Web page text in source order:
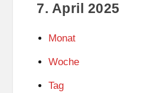
7. April 2025
Monat
Woche
Tag